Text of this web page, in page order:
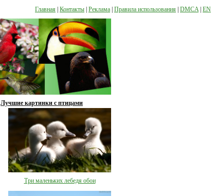
Главная Контакты Реклама Правила использования DMCA EN
Лучшие картинки с птицами
Три маленьких лебедя обои